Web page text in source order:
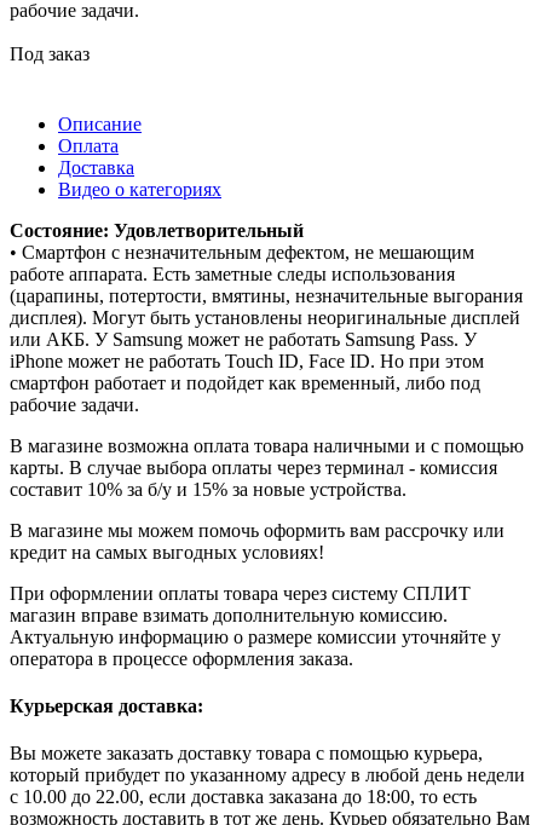
рабочие задачи.
Под заказ
Описание
Оплата
Доставка
Видео о категориях
Состояние: Удовлетворительный
• Смартфон с незначительным дефектом, не мешающим
работе аппарата. Есть заметные следы использования
(царапины, потертости, вмятины, незначительные выгорания
дисплея). Могут быть установлены неоригинальные дисплей
или АКБ. У Samsung может не работать Samsung Pass. У
iPhone может не работать Touch ID, Face ID. Но при этом
смартфон работает и подойдет как временный, либо под
рабочие задачи.
В магазине возможна оплата товара наличными и с помощью
карты. В случае выбора оплаты через терминал - комиссия
составит 10% за б/у и 15% за новые устройства.
В магазине мы можем помочь оформить вам рассрочку или
кредит на самых выгодных условиях!
При оформлении оплаты товара через систему СПЛИТ
магазин вправе взимать дополнительную комиссию.
Актуальную информацию о размере комиссии уточняйте у
оператора в процессе оформления заказа.
Курьерская доставка:
Вы можете заказать доставку товара с помощью курьера,
который прибудет по указанному адресу в любой день недели
с 10.00 до 22.00, если доставка заказана до 18:00, то есть
возможность доставить в тот же день. Курьер обязательно Вам